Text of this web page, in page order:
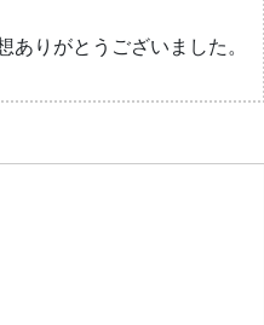
りがとうございました。